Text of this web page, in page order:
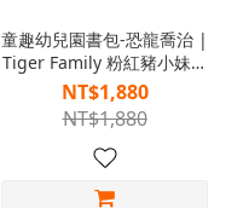
童趣幼兒園書包-恐龍喬治 |
Tiger Family 粉紅豬小妹聯
名款
NT$1,880
NT$1,880